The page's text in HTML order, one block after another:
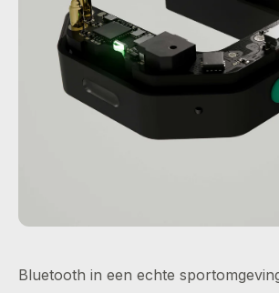
Bluetooth in een echte